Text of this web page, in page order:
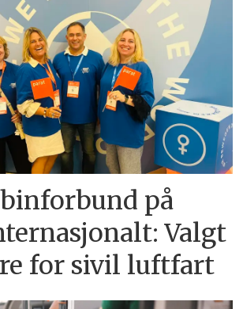
på
Valgt
for sivil luftfart